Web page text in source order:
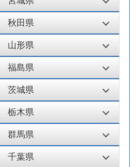
秋田県
山形県
福島県
茨城県
栃木県
群馬県
千葉県